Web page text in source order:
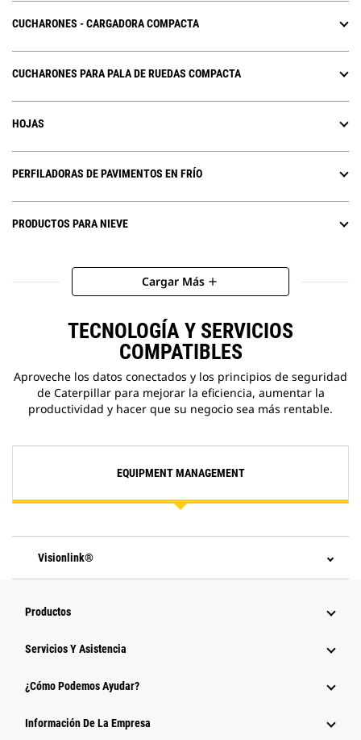
CUCHARONES - CARGADORA COMPACTA
CUCHARONES PARA PALA DE RUEDAS COMPACTA
HOJAS
PERFILADORAS DE PAVIMENTOS EN FRÍO
PRODUCTOS PARA NIEVE
Cargar Más add
TECNOLOGÍA Y SERVICIOS
COMPATIBLES
Aproveche los datos conectados y los principios de seguridad
de Caterpillar para mejorar la eficiencia, aumentar la
productividad y hacer que su negocio sea más rentable.
EQUIPMENT MANAGEMENT
Visionlink®
Productos
Servicios Y Asistencia
¿Cómo Podemos Ayudar?
Información De La Empresa